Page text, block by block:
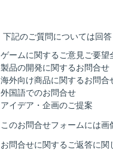
下記のご質問については回
ゲームに関するご意見ご要望
製品の開発に関するお問合せ
海外向け商品に関するお問合
外国語でのお問合せ
アイデア・企画のご提案
このお問合せフォームには画
お問合せに関するご返答に関